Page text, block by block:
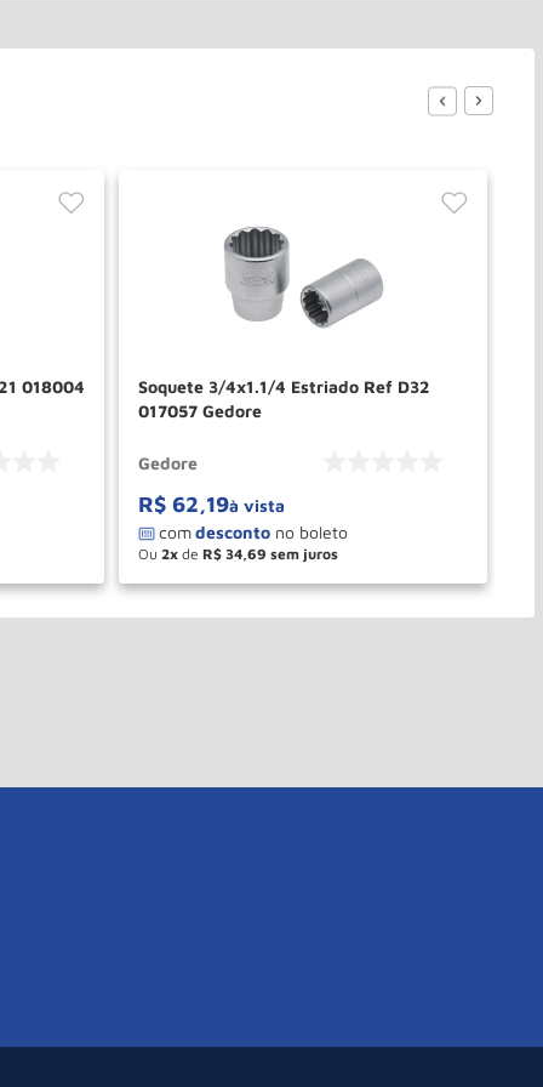
018004
Soquete 3/4x1.1/4 Estriado Ref D32
017057 Gedore
Gedore
R$ 62,19à vista
Ou 2 de R$ 34,69
＋
－ COMPRAR